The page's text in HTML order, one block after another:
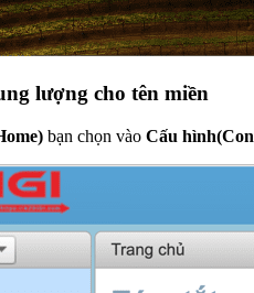
lượng cho tên miền
bạn chọn vào Cấu